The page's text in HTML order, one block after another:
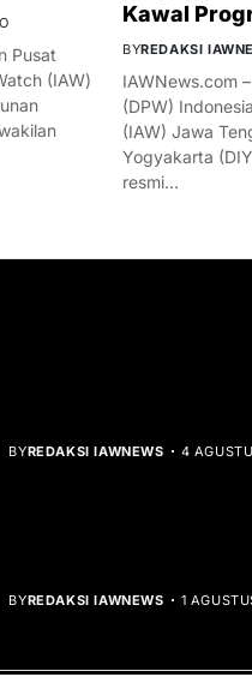
Pusat
(IAW)
Kawal
BYREDAKSI
IAWNews.com
(DPW)
(IAW) Jawa
Yogyakarta
resmi…
BYREDAKSI IAWNEWS 4
BYREDAKSI IAWNEWS 1